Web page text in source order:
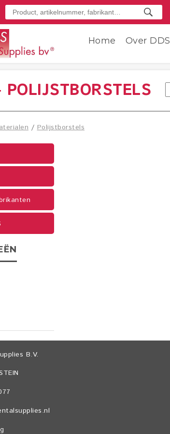
Home Over DDS
POLIJSTBORSTELS
/Polijstborstels
B.V.